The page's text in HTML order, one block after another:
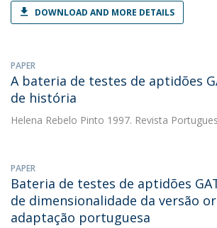
DOWNLOAD AND MORE DETAILS
PAPER
A bateria de testes de aptidões
de história
Helena Rebelo Pinto 1997. Revista
PAPER
Bateria de testes de aptidões
de dimensionalidade da versão
adaptação portuguesa